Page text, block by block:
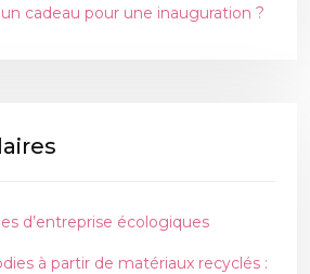
cadeau pour une inauguration ?
d’entreprise écologiques
à partir de matériaux recyclés :